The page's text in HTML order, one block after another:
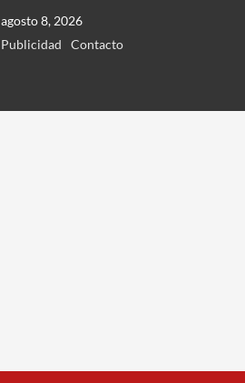
agosto 8, 2026
Publicidad
Contacto